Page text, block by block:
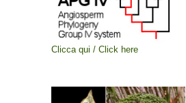
Clicca qui / Click here